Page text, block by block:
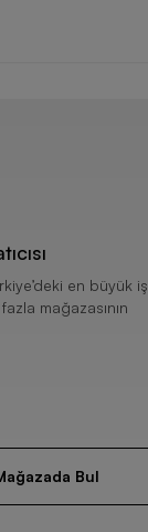
en büyük iş
mağazasının
Bul